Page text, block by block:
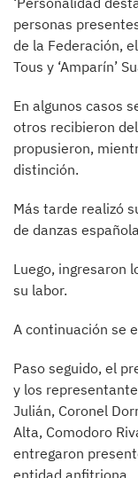
personas
de la Federación,
Tous y ‘Amparín’
En algunos casos
otros recibieron
propusieron,
distinción.
Más tarde realizó
de danzas
Luego, ingresaron
su labor.
A continuación se
Paso seguido, el
y los
Julián, Coronel
Alta, Comodoro
entregaron
entidad anfitriona.